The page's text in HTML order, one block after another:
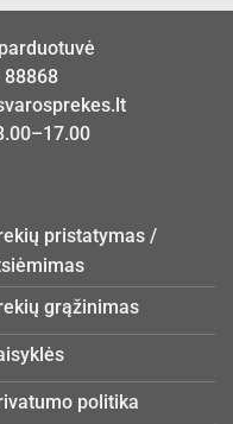
88868
pristatymas /
grąžinimas
politika